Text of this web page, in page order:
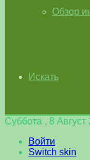
Обзор
Искать
Суббота , 8 Август
Войти
Switch skin